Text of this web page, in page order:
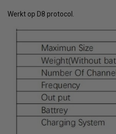
Werkt op D8 protocol.